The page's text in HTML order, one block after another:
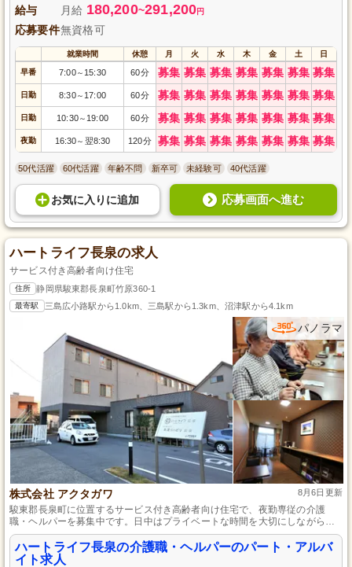
給与 月給 180,200~291,200円
応募要件無資格可
就業時間 休憩 月 火 水 木 金 土 日
早番 7:00～ 15:30 60分 募集 募集 募集 募集 募集 募集 募集
日勤 8:30～ 17:00 60分 募集 募集 募集 募集 募集 募集 募集
日勤 10:30～ 19:00 60分 募集 募集 募集 募集 募集 募集 募集
夜勤 16:30～ 翌8:30 120分 募集 募集 募集 募集 募集 募集 募集
50代活躍 60代活躍 年齢不問 新卒可 未経験可 40代活躍
お気に入り に追加 応募画面へ進む
ハートライフ長泉の求人
サービス付き高齢者向け住宅
住所 静岡県駿東郡長泉町竹原360-1
最寄駅 三島広小路駅から1.0km、三島駅から1.3km、沼津駅から4.1km
パノラマ
株式会社 アクタガワ 8月6日更新
駿東郡長泉町に位置するサービス付き高齢者向け住宅で、夜勤専従の介護
職・ヘルパーを募集中です。日中はプライベートな時間を大切にしながら、
週2回からの勤務で効率的に働ける環境が魅力です。マイカー通勤可能で、遠
方の方も安心して通える職場での仕事にぜひ挑戦してください。
ハートライフ長泉の介護職・ヘルパーのパート・アルバ
イト求人